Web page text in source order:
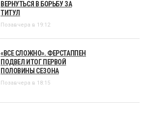
ВЕРНУТЬСЯ В БОРЬБУ ЗА
ТИТУЛ
Позавчера в 19:12
«ВСЕ СЛОЖНО». ФЕРСТАППЕН
ПОДВЕЛ ИТОГ ПЕРВОЙ
ПОЛОВИНЫ СЕЗОНА
Позавчера в 18:15